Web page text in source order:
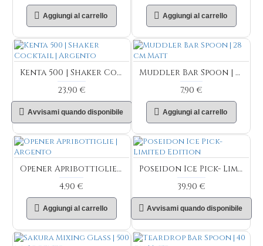
Aggiungi al carrello Aggiungi al carrello
Kenta 500 | Shaker Cocktail | Argento
23,90 €
Avvisami quando disponibile
Muddler Bar Spoon | 28 cm Matt
7,90 €
Aggiungi al carrello
Opener Apribottiglie | Argento
4,90 €
Aggiungi al carrello
Poseidon Ice Pick- Limited Edition
39,90 €
Avvisami quando disponibile